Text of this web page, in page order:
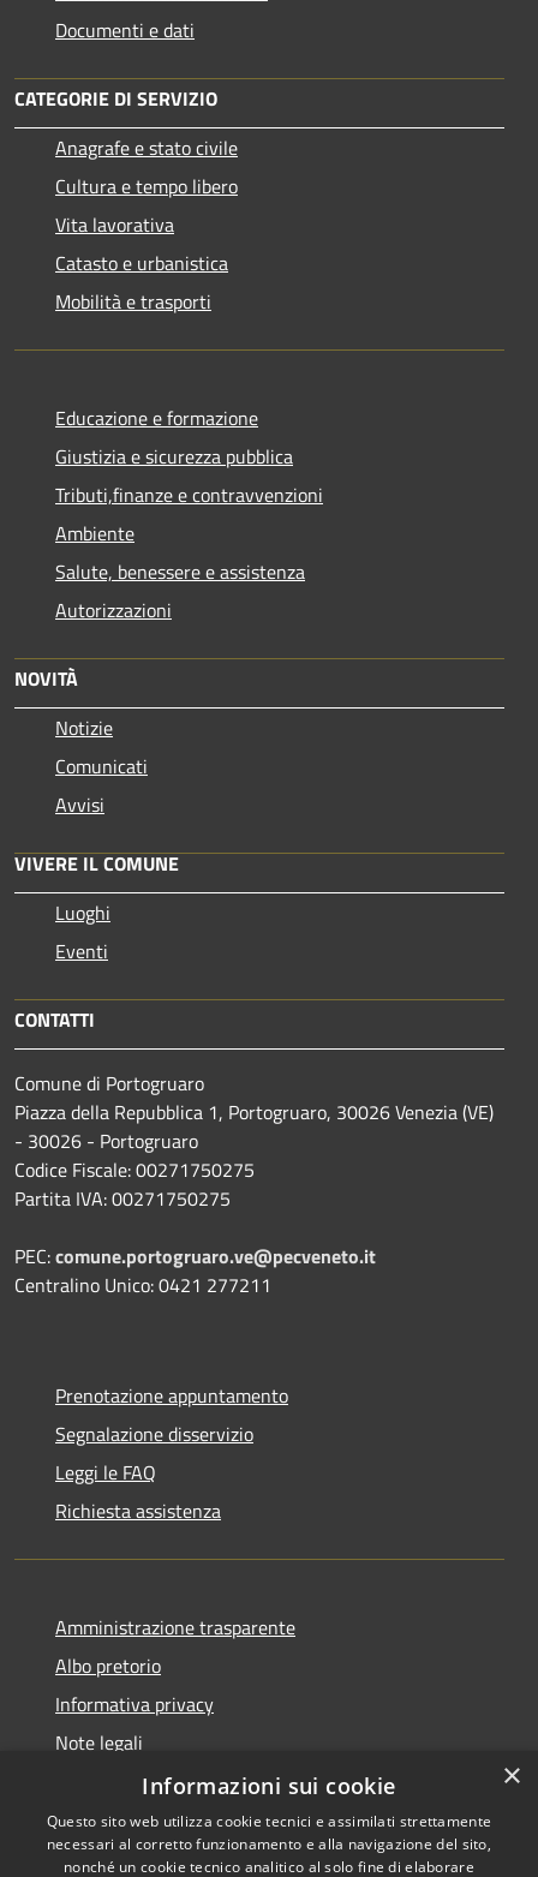
Documenti e dati
CATEGORIE DI SERVIZIO
Anagrafe e stato civile
Cultura e tempo libero
Vita lavorativa
Catasto e urbanistica
Mobilità e trasporti
Educazione e formazione
Giustizia e sicurezza pubblica
Tributi,finanze e contravvenzioni
Ambiente
Salute, benessere e assistenza
Autorizzazioni
NOVITÀ
Notizie
Comunicati
Avvisi
VIVERE IL COMUNE
Luoghi
Eventi
CONTATTI
Comune di Portogruaro
Piazza della Repubblica 1, Portogruaro, 30026 Venezia (VE)
- 30026 - Portogruaro
Codice Fiscale: 00271750275
Partita IVA: 00271750275
PEC:comune.portogruaro.ve@pecveneto.it
Centralino Unico: 0421 277211
Prenotazione appuntamento
Segnalazione disservizio
Leggi le FAQ
Richiesta assistenza
Amministrazione trasparente
Albo pretorio
Informativa privacy
Note legali
Dichiarazione di accessibilità
×
Informazioni sui cookie
Questo sito web utilizza cookie tecnici e assimilati strettamente
necessari al corretto funzionamento e alla navigazione del sito,
nonché un cookie tecnico analitico al solo fine di elaborare